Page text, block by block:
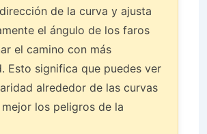
de la curva y ajusta
el ángulo de los faros
el camino con más
Esto significa que puedes ver
alrededor de las curvas
los peligros de la